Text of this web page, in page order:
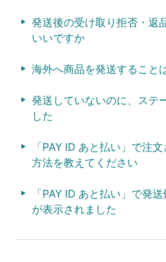
発送後の受け取り拒否・返
いいですか
海外へ商品を発送すること
発送していないのに、ステ
した
「PAY ID あと払い」で注
方法を教えてください
「PAY ID あと払い」で発
が表示されました